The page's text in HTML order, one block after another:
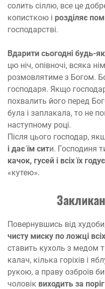
солить сіллю, все це
кописткою і розділяє
господарстві.
Вдарити сьогодні будь-
цю ніч, опівночі, всяка
розмовлятиме з Богом.
господаря. Якщо господар
похвалить його перед
була і заплакала, то не
наступному році.
Після цього господар,
і дає їм сити. Господиня
качок, гусей і всіх їх
«кутею».
Повернувшись від
чисту миску по ложці
ставить кухоль з медом
калач, кілька горіхів і
рукою, а праву озброїв
чоловік виходить за